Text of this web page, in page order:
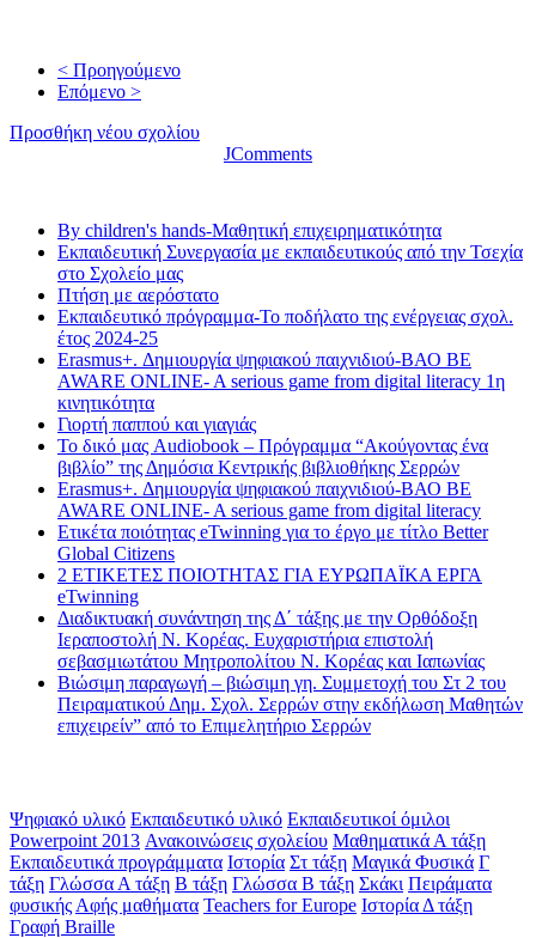
< Προηγούμενο
Επόμενο >
Προσθήκη νέου σχολίου
JComments
By children's hands-Μαθητική επιχειρηματικότητα
Εκπαιδευτική Συνεργασία με εκπαιδευτικούς από την Τσεχία
στο Σχολείο μας
Πτήση με αερόστατο
Εκπαιδευτικό πρόγραμμα-Το ποδήλατο της ενέργειας σχολ.
έτος 2024-25
Erasmus+. Δημιουργία ψηφιακού παιχνιδιού-ΒΑΟ BE
AWARE ONLINE- A serious game from digital literacy 1η
κινητικότητα
Γιορτή παππού και γιαγιάς
Το δικό μας Audiobook – Πρόγραμμα “Ακούγοντας ένα
βιβλίο” της Δημόσια Κεντρικής βιβλιοθήκης Σερρών
Erasmus+. Δημιουργία ψηφιακού παιχνιδιού-ΒΑΟ BE
AWARE ONLINE- A serious game from digital literacy
Ετικέτα ποιότητας eTwinning για το έργο με τίτλο Better
Global Citizens
2 ΕΤΙΚΕΤΕΣ ΠΟΙΟΤΗΤΑΣ ΓΙΑ ΕΥΡΩΠΑΪΚΑ ΕΡΓΑ
eTwinning
Διαδικτυακή συνάντηση της Δ΄ τάξης με την Ορθόδοξη
Ιεραποστολή Ν. Κορέας. Ευχαριστήρια επιστολή
σεβασμιωτάτου Μητροπολίτου Ν. Κορέας και Ιαπωνίας
Βιώσιμη παραγωγή – βιώσιμη γη. Συμμετοχή του Στ 2 του
Πειραματικού Δημ. Σχολ. Σερρών στην εκδήλωση Μαθητών
επιχειρείν” από το Επιμελητήριο Σερρών
Ψηφιακό υλικό Εκπαιδευτικό υλικό Εκπαιδευτικοί όμιλοι
Powerpoint 2013 Ανακοινώσεις σχολείου Μαθηματικά Α τάξη
Εκπαιδευτικά προγράμματα Ιστορία Στ τάξη Μαγικά Φυσικά Γ
τάξη Γλώσσα Α τάξη Β τάξη Γλώσσα Β τάξη Σκάκι Πειράματα
φυσικής Αφής μαθήματα Teachers for Europe Ιστορία Δ τάξη
Γραφή Braille